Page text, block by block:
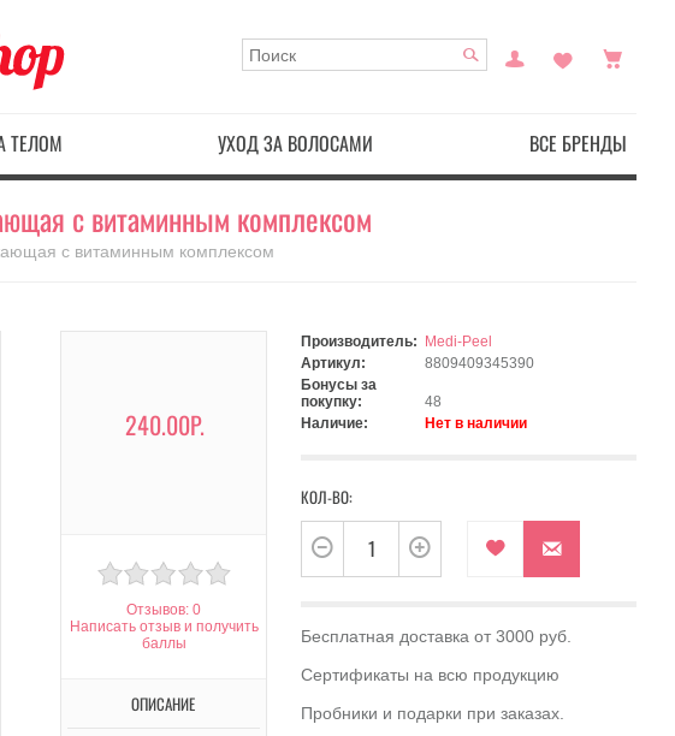
ТЕЛОМ УХОД ЗА ВОЛОСАМИ ВСЕ БРЕНДЫ
с витаминным комплексом
с витаминным комплексом
240.00Р.
Отзывов: 0
Написать отзыв и получить
баллы
ОПИСАНИЕ
Производитель: Medi-Peel
Артикул:
8809409345390
Бонусы за
покупку:
48
Наличие:
Нет в наличии
КОЛ-ВО:
Бесплатная доставка от 3000 руб.
Сертификаты на всю продукцию
Пробники и подарки при заказах.